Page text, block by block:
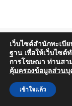
เว็บไซต์สำนักทะเบี
ฐาน เพื่อให้เว็บไซต์
การโฆษณา ท่านสา
คุ้มครองข้อมูลส่วน
เข้าใจแล้ว